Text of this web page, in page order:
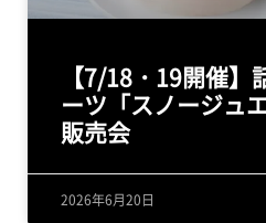
【7/18・19開催】
ーツ「スノージュ
販売会
2026年6月20日